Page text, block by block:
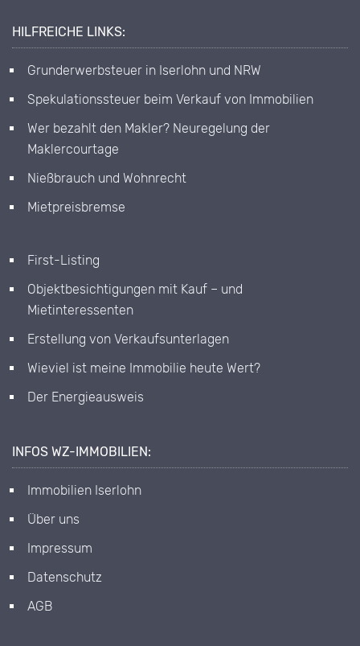
HILFREICHE LINKS:
Grunderwerbsteuer in Iserlohn und NRW
Spekulationssteuer beim Verkauf von Immobilien
Wer bezahlt den Makler? Neuregelung der
Maklercourtage
Nießbrauch und Wohnrecht
Mietpreisbremse
First-Listing
Objektbesichtigungen mit Kauf – und
Mietinteressenten
Erstellung von Verkaufsunterlagen
Wieviel ist meine Immobilie heute Wert?
Der Energieausweis
INFOS WZ-IMMOBILIEN:
Immobilien Iserlohn
Über uns
Impressum
Datenschutz
AGB